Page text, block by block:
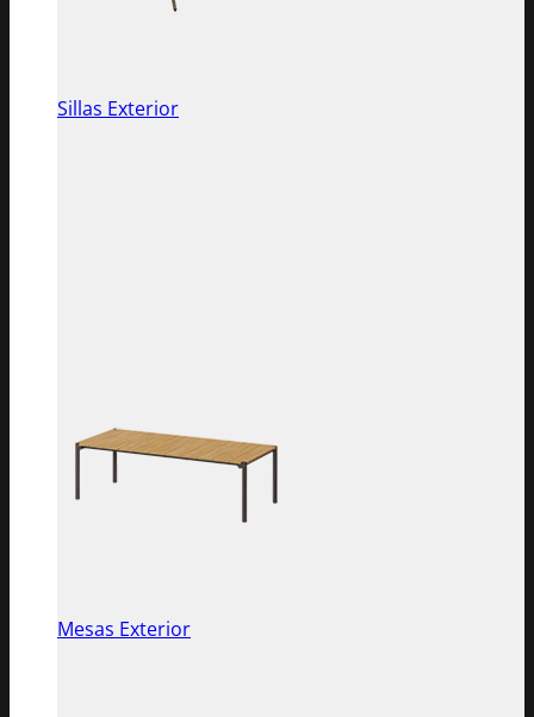
Sillas Exterior
Mesas Exterior